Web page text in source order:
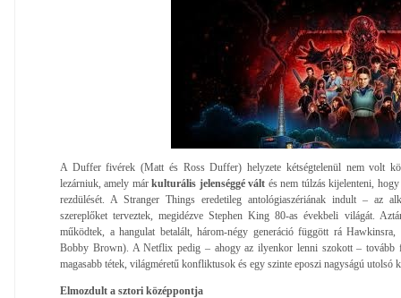
A Duffer fivérek (Matt és Ross Duffer) helyzete kétségtelenül nem volt
lezárniuk, amely márkulturális jelenséggé vált és nem túlzás kijelenteni,
rezdülését. A Stranger Things eredetileg antológiaszériának indult – az
szereplőket terveztek, megidézve Stephen King 80-as évekbeli világát.
működtek, a hangulat betalált, három-négy generáció függött rá
Bobby Brown). A Netflix pedig – ahogy az ilyenkor lenni szokott – tovább
magasabb tétek, világméretű konfliktusok és egy szinte eposzi nagyságú utolsó
Elmozdult a sztori középpontja